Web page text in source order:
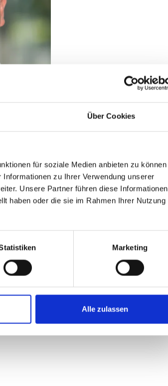
Über Cookies
für soziale Medien anbieten zu können
zu Ihrer Verwendung unserer
Unsere Partner führen diese Informationen
haben oder die sie im Rahmen Ihrer Nutzung
Marketing
Alle zulassen